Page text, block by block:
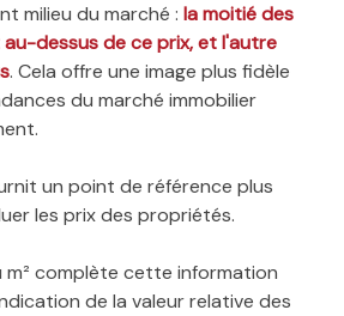
milieu du marché : la moitié des
dessus de ce prix, et l'autre
. Cela offre une image plus fidèle
du marché immobilier
un point de référence plus
les prix des propriétés.
m² complète cette information
de la valeur relative des